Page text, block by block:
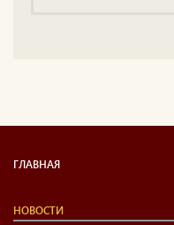
ГЛАВНАЯ
НОВОСТИ